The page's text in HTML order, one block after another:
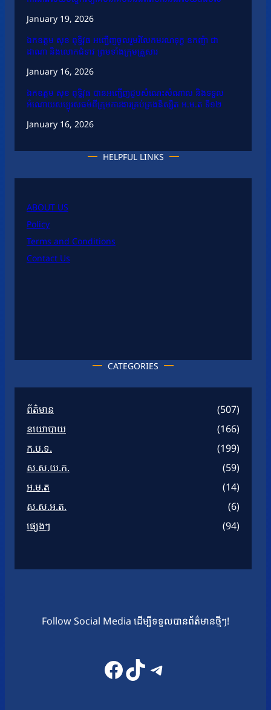
January 19, 2026
ឯកឧត្តម សុខ ពុទ្ធិវុធ អញ្ជើញចូលរួមរំលែកមរណទុក្ខ ឧកញ៉ា ជា
ដាណា និងលោកជំទាវ ព្រមទាំងក្រុមគ្រួសារ
January 16, 2026
ឯកឧត្តម សុខ ពុទ្ធិវុធ បានអញ្ជើញជួបសំណេះសំណាល និងទទួល
អំណោយសប្បុរសធម៌ពីក្រុមការងារគ្រប់គ្រងនិស្សិត អ.ម.ត ទី១២
January 16, 2026
HELPFUL LINKS
ABOUT US
Policy
Terms and Conditions
Contact Us
CATEGORIES
ព័ត៌មាន
(507)
នយោបាយ
(166)
ក.ប.ទ.
(199)
ស.ស.យ.ក.
(59)
អ.ម.ត
(14)
ស.ស.អ.ត.
(6)
ផ្សេងៗ
(94)
Follow Social Media ដើម្បីទទួលបានព័ត៌មានថ្មីៗ!
Facebook
TikTokTelegram